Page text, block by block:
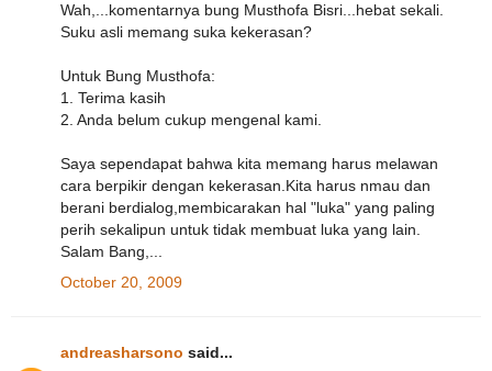
Wah,...komentarnya bung Musthofa Bisri...hebat sekali.
Suku asli memang suka kekerasan?
Untuk Bung Musthofa:
1. Terima kasih
2. Anda belum cukup mengenal kami.
Saya sependapat bahwa kita memang harus melawan
cara berpikir dengan kekerasan.Kita harus nmau dan
berani berdialog,membicarakan hal "luka" yang paling
perih sekalipun untuk tidak membuat luka yang lain.
Salam Bang,...
October 20, 2009
andreasharsono said...